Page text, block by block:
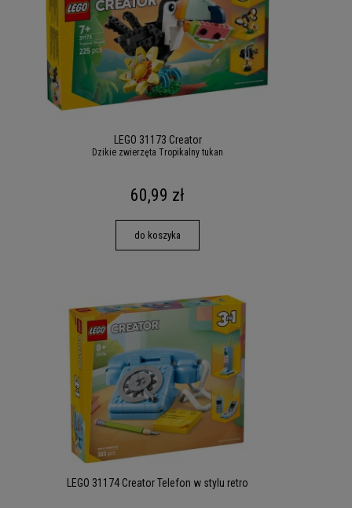
LEGO 31173 Creator
Dzikie zwierzęta Tropikalny tukan
60,99 zł
do koszyka
LEGO 31174 Creator Telefon w stylu retro